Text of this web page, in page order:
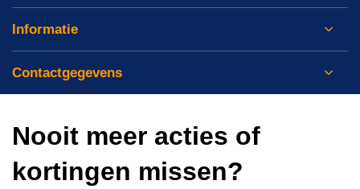
Informatie
Contactgegevens
Nooit meer acties of
kortingen missen?